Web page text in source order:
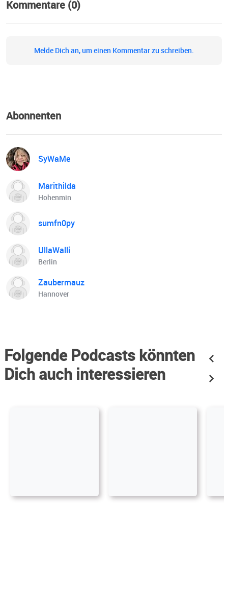
Kommentare (0)
Melde Dich an, um einen Kommentar zu schreiben.
Abonnenten
SyWaMe
Marithilda
Hohenmin
sumfn0py
UllaWalli
Berlin
Zaubermauz
Hannover
Folgende Podcasts könnten
Dich auch interessieren